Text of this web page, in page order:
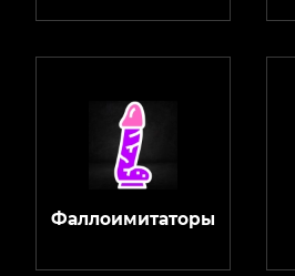
Фаллоимитаторы